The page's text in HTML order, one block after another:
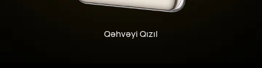
Qəhvəyi Qızıl